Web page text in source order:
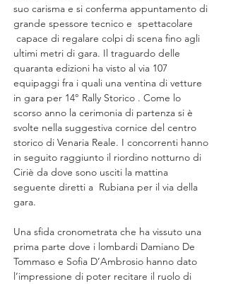
suo carisma e si conferma appuntamento di
grande spessore tecnico e  spettacolare
capace di regalare colpi di scena fino agli
ultimi metri di gara. Il traguardo delle
quaranta edizioni ha visto al via 107
equipaggi fra i quali una ventina di vetture
in gara per 14° Rally Storico . Come lo
scorso anno la cerimonia di partenza si è
svolte nella suggestiva cornice del centro
storico di Venaria Reale. I concorrenti hanno
in seguito raggiunto il riordino notturno di
Ciriè da dove sono usciti la mattina
seguente diretti a  Rubiana per il via della
gara.
Una sfida cronometrata che ha vissuto una
prima parte dove i lombardi Damiano De
Tommaso e Sofia D’Ambrosio hanno dato
l’impressione di poter recitare il ruolo di